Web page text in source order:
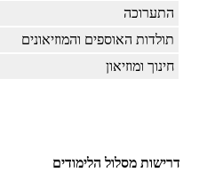
התערוכה
תולדות האוספים והמוזיאונים
חינוך ומוזיאון
דרישות מסלול הלימודים